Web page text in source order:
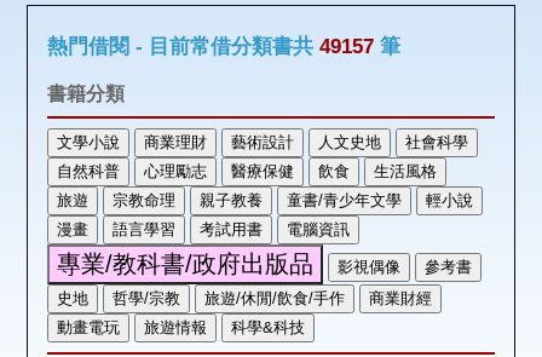
推廣活動
圖書互借
線上報名
申請表單
熱門借閱 - 目前常借分類書共 49157筆
書籍分類